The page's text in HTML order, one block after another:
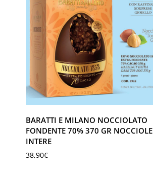
BARATTI E MILANO NOCCIOLATO
FONDENTE 70% 370 GR NOCCIOLE
INTERE
38,90€